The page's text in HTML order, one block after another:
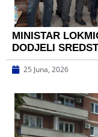
MINISTAR
DODJELI
25 Juna, 2026